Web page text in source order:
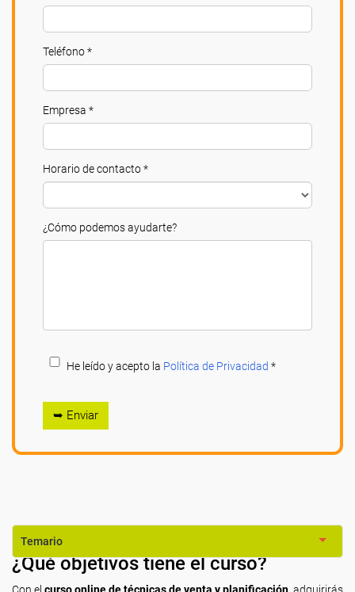
Teléfono *
Empresa *
Horario de contacto *
¿Cómo podemos ayudarte?
He leído y acepto la Política de Privacidad *
➥ Enviar
Temario
¿Qué objetivos tiene el curso?